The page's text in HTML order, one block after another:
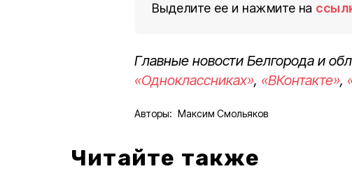
Выделите ее и нажмите на
Главные новости Белгорода и
«Одноклассниках», «ВКонтакте»,
Авторы: Максим Смольяков
Читайте также